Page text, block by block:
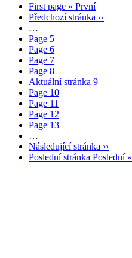
First page « První
Předchozí stránka ‹‹
…
Page 5
Page 6
Page 7
Page 8
Aktuální stránka 9
Page 10
Page 11
Page 12
Page 13
…
Následující stránka ››
Poslední stránka Poslední »